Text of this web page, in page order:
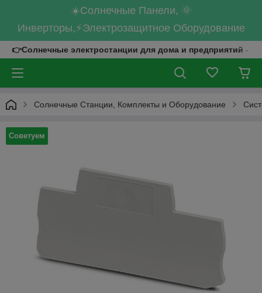
☀️Солнечные Панели, 🌞
Инверторы,⚡Электрозащитное Оборудование
👉Солнечные электростанции для дома и предприятий -
Солнечные Станции, Комплекты и Оборудование
Советуем